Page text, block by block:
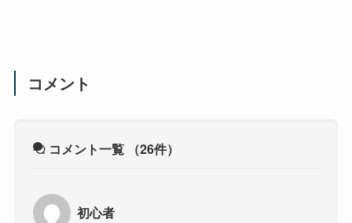
コメント
コメント一覧 （26件）
初心者